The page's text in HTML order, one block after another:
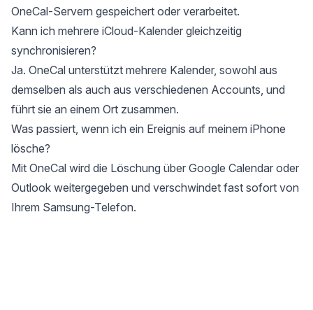
OneCal-Servern gespeichert oder verarbeitet.
Kann ich mehrere iCloud-Kalender gleichzeitig
synchronisieren?
Ja. OneCal unterstützt mehrere Kalender, sowohl aus
demselben als auch aus verschiedenen Accounts, und
führt sie an einem Ort zusammen.
Was passiert, wenn ich ein Ereignis auf meinem iPhone
lösche?
Mit OneCal wird die Löschung über Google Calendar oder
Outlook weitergegeben und verschwindet fast sofort von
Ihrem Samsung-Telefon.